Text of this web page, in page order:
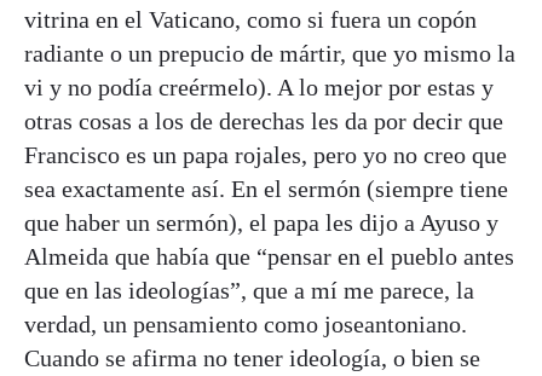
vitrina en el Vaticano, como si fuera un copón
radiante o un prepucio de mártir, que yo mismo la
vi y no podía creérmelo). A lo mejor por estas y
otras cosas a los de derechas les da por decir que
Francisco es un papa rojales, pero yo no creo que
sea exactamente así. En el sermón (siempre tiene
que haber un sermón), el papa les dijo a Ayuso y
Almeida que había que “pensar en el pueblo antes
que en las ideologías”, que a mí me parece, la
verdad, un pensamiento como joseantoniano.
Cuando se afirma no tener ideología, o bien se